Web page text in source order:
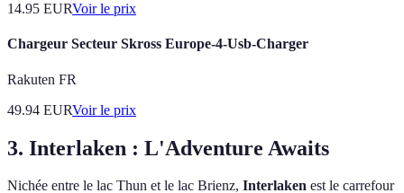
14.95 EURVoir le prix
Chargeur Secteur Skross Europe-4-Usb-Charger
Rakuten FR
49.94 EURVoir le prix
3. Interlaken : L'Adventure Awaits
Nichée entre le lac Thun et le lac Brienz, Interlaken est le carrefour